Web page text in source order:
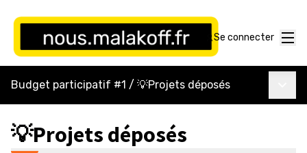
Se connecter
Budget participatif #1 / 💡Projets déposés
💡Projets déposés